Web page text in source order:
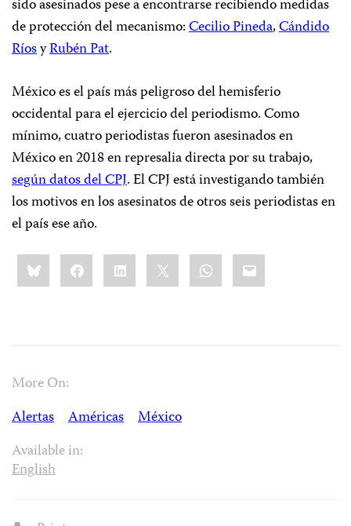
sido asesinados pese a encontrarse recibiendo medidas
de protección del mecanismo:Cecilio Pineda,Cándido
RíosyRubén Pat.
México es el país más peligroso del hemisferio
occidental para el ejercicio del periodismo. Como
mínimo, cuatro periodistas fueron asesinados en
México en 2018 en represalia directa por su trabajo,
según datos del CPJ. El CPJ está investigando también
los motivos en los asesinatos de otros seis periodistas en
el país ese año.
Share
this:BlueskyFacebookLinkedIn WhatsApp
Email
More On:
Alertas
Américas
México
Available in:
English